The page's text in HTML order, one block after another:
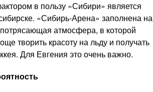
в пользу «Сибири» является
«Сибирь-Арена» заполнена на
атмосфера, в которой
творить красоту на льду и получать
Для Евгения это очень важно.